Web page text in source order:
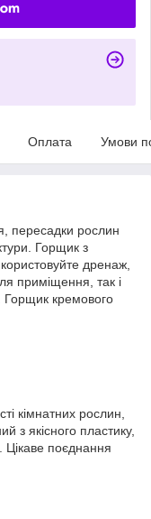
Оплата Умови
пересадки рослин
Горщик з
дренаж,
приміщення, так і
Горщик кремового
кімнатних рослин,
з якісного пластику,
Цікаве поєднання